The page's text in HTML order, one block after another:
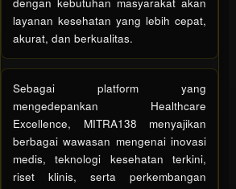
layanan kesehatan yang lebih cepat,
akurat, dan berkualitas.
Sebagai platform yang
mengedepankan Healthcare
Excellence, MITRA138 menyajikan
berbagai wawasan mengenai inovasi
medis, teknologi kesehatan terkini,
riset klinis, serta perkembangan